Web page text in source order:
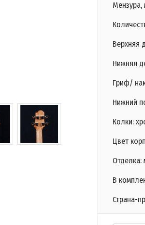
Мензура,
Верхняя
Нижняя
Гриф/
Нижний
Колки:
Цвет
Отделка:
В
Страна-